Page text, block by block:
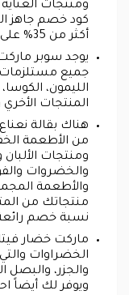
ومنتجات
كود خصم جاهز
أكثر من 35% على كافة طلباتك من الموقع.
يوجد سوبر
جميع مستلزمات
الليمون،
المنتجات
هناك بقالة
من الأطعمة
ومنتجات
والخضروات
والأطعمة
منتجاتك من
نسبة خصم
ماركت خضار
الخضراوات
والجزر، والبصل
ويوفر لك أيضاً